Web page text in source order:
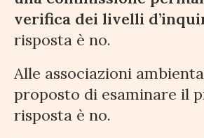
verifica dei livelli
risposta è no.
Alle associazioni
proposto di esaminare il
risposta è no.